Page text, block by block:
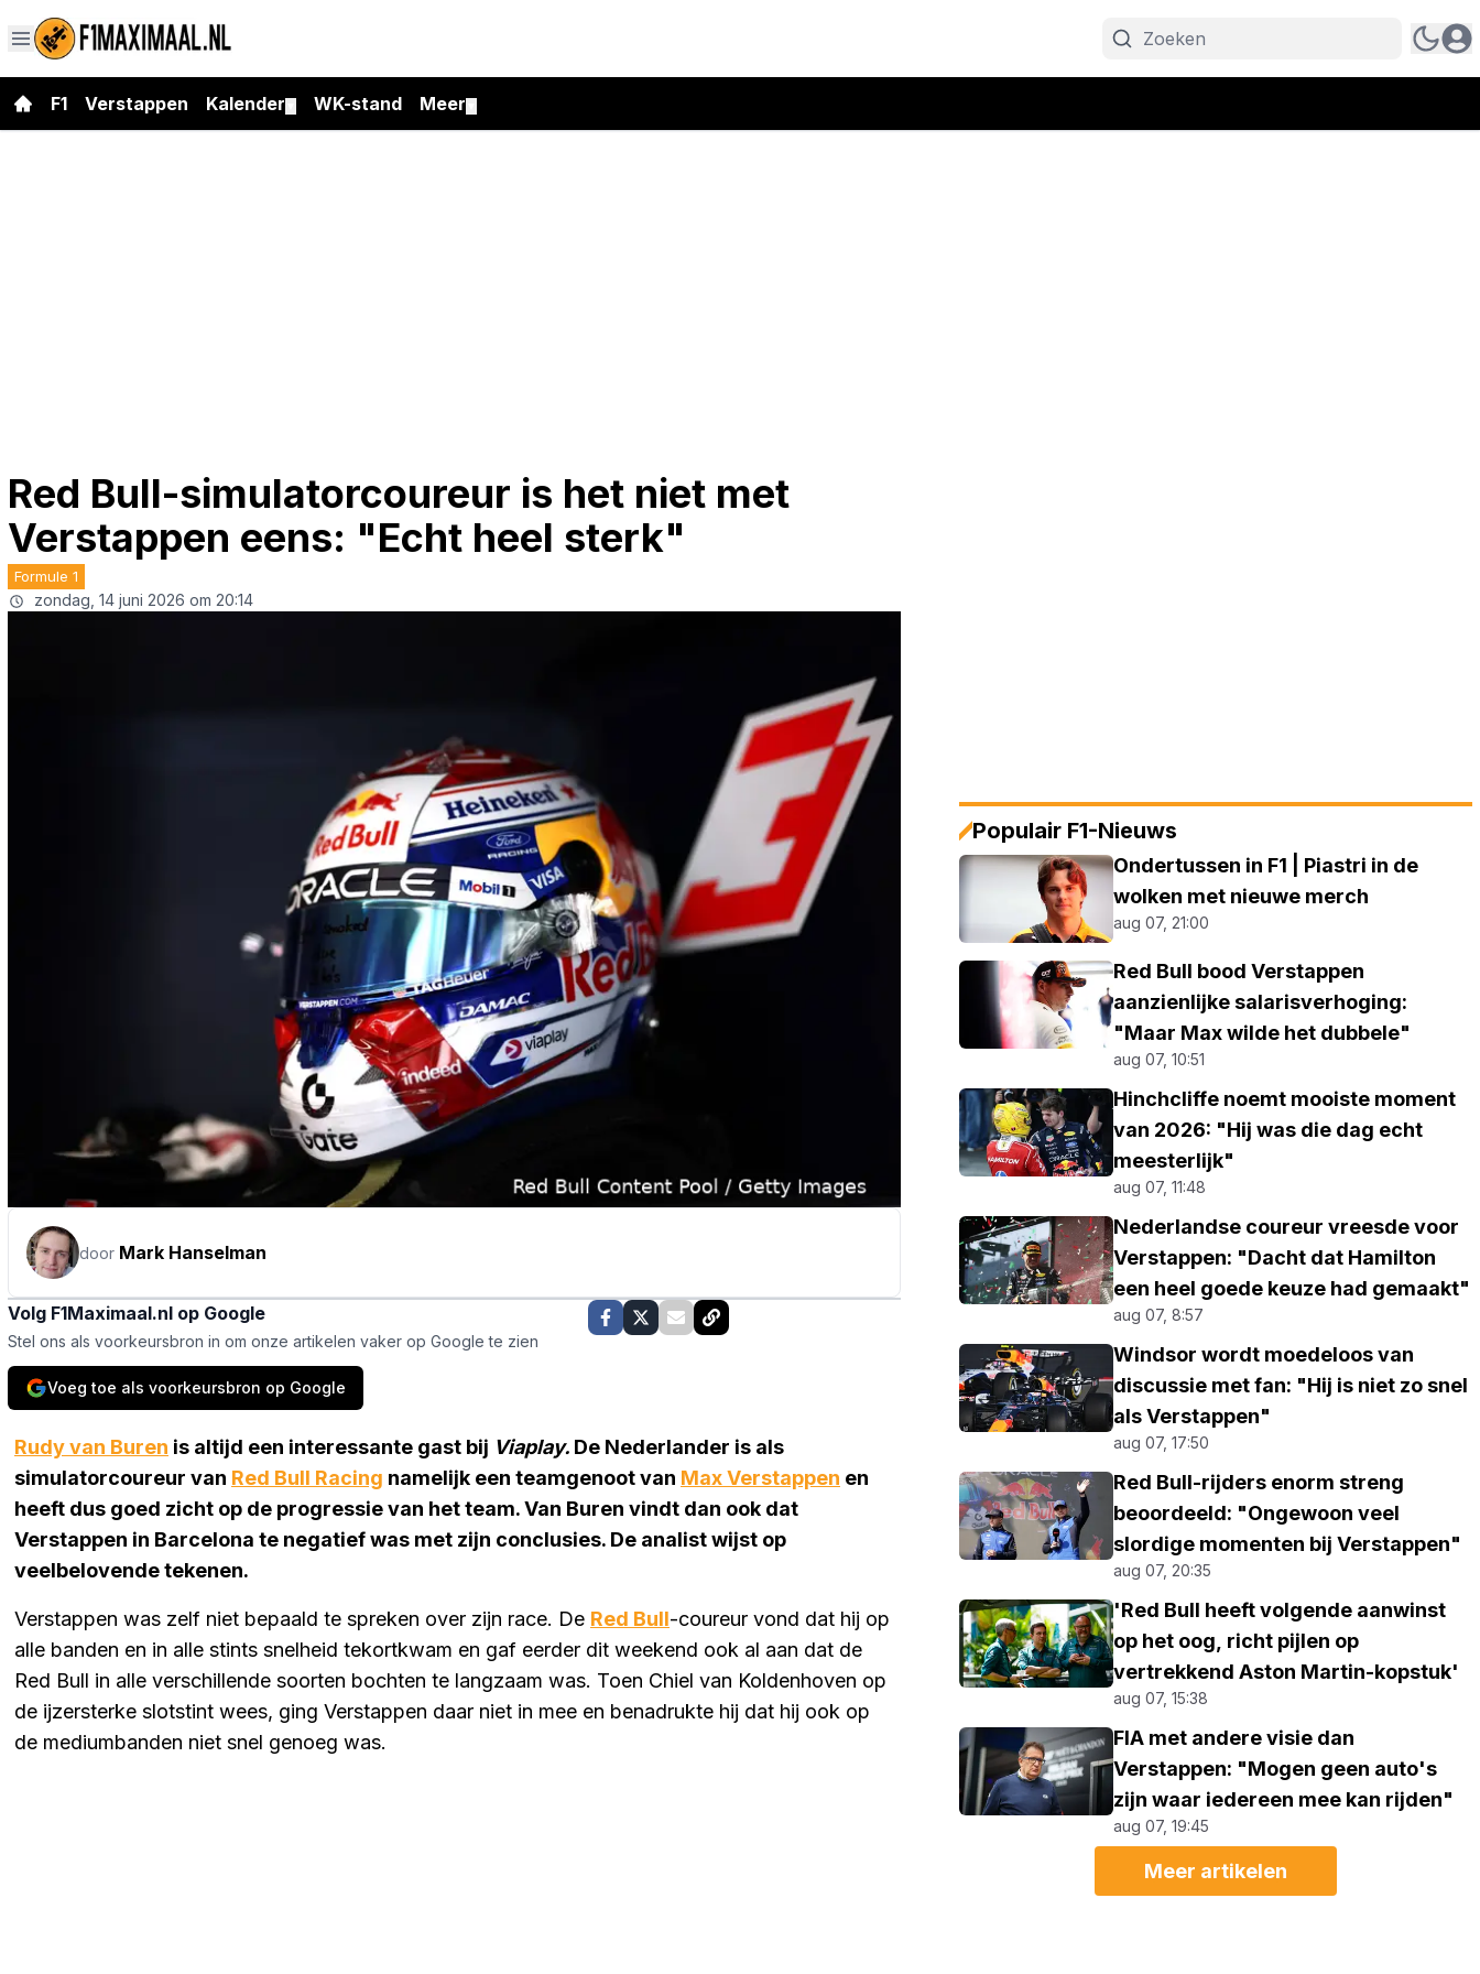
F1 Verstappen Kalender WK-stand Meer
Red Bull-simulatorcoureur is het niet met
Verstappen eens: "Echt heel sterk"
Formule 1
zondag, 14 juni 2026 om 20:14
door Mark Hanselman
Volg F1Maximaal.nl op Google
Stel ons als voorkeursbron in om onze artikelen vaker op Google te zien
Voeg toe als voorkeursbron op Google
Rudy van Buren is altijd een interessante gast bij Viaplay. De Nederlander is als
simulatorcoureur van Red Bull Racing namelijk een teamgenoot van Max Verstappen en
heeft dus goed zicht op de progressie van het team. Van Buren vindt dan ook dat
Verstappen in Barcelona te negatief was met zijn conclusies. De analist wijst op
veelbelovende tekenen.
Verstappen was zelf niet bepaald te spreken over zijn race. De Red Bull-coureur vond dat hij op
alle banden en in alle stints snelheid tekortkwam en gaf eerder dit weekend ook al aan dat de
Red Bull in alle verschillende soorten bochten te langzaam was. Toen Chiel van Koldenhoven op
de ijzersterke slotstint wees, ging Verstappen daar niet in mee en benadrukte hij dat hij ook op
de mediumbanden niet snel genoeg was.
Populair F1-Nieuws
Ondertussen in F1 | Piastri in de
wolken met nieuwe merch
aug 07, 21:00
Red Bull bood Verstappen
aanzienlijke salarisverhoging:
"Maar Max wilde het dubbele"
aug 07, 10:51
Hinchcliffe noemt mooiste moment
van 2026: "Hij was die dag echt
meesterlijk"
aug 07, 11:48
Nederlandse coureur vreesde voor
Verstappen: "Dacht dat Hamilton
een heel goede keuze had gemaakt"
aug 07, 8:57
Windsor wordt moedeloos van
discussie met fan: "Hij is niet zo snel
als Verstappen"
aug 07, 17:50
Red Bull-rijders enorm streng
beoordeeld: "Ongewoon veel
slordige momenten bij Verstappen"
aug 07, 20:35
'Red Bull heeft volgende aanwinst
op het oog, richt pijlen op
vertrekkend Aston Martin-kopstuk'
aug 07, 15:38
FIA met andere visie dan
Verstappen: "Mogen geen auto's
zijn waar iedereen mee kan rijden"
aug 07, 19:45
Meer artikelen